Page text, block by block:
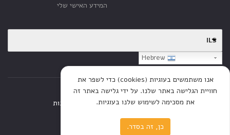
המידע האישי שלי
ILS
דף הבית חנות כתבות
אנו משתמשים בעוגיות (cookies) כדי לשפר את
חוויית הגלישה באתר שלנו. על ידי גלישה באתר זה
את מסכימה לשימוש שלנו בעוגיות.
כן, זה בסדר.